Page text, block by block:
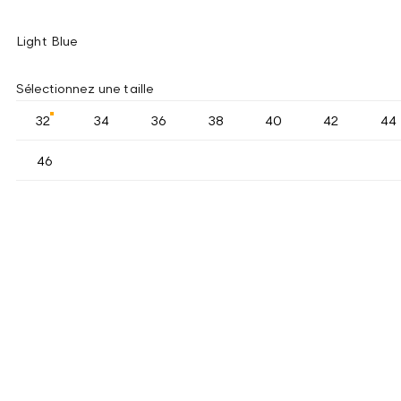
Light Blue
Sélectionnez une taille
32 34 36 38 40 42 44
46